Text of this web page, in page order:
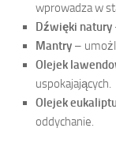
wprowadza w
Dźwięki natury
Mantry –
Olejek
uspokajających.
Olejek
oddychanie.